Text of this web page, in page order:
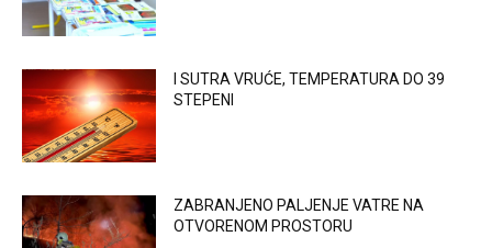
I SUTRA VRUĆE, TEMPERATURA DO 39
STEPENI
ZABRANJENO PALJENJE VATRE NA
OTVORENOM PROSTORU